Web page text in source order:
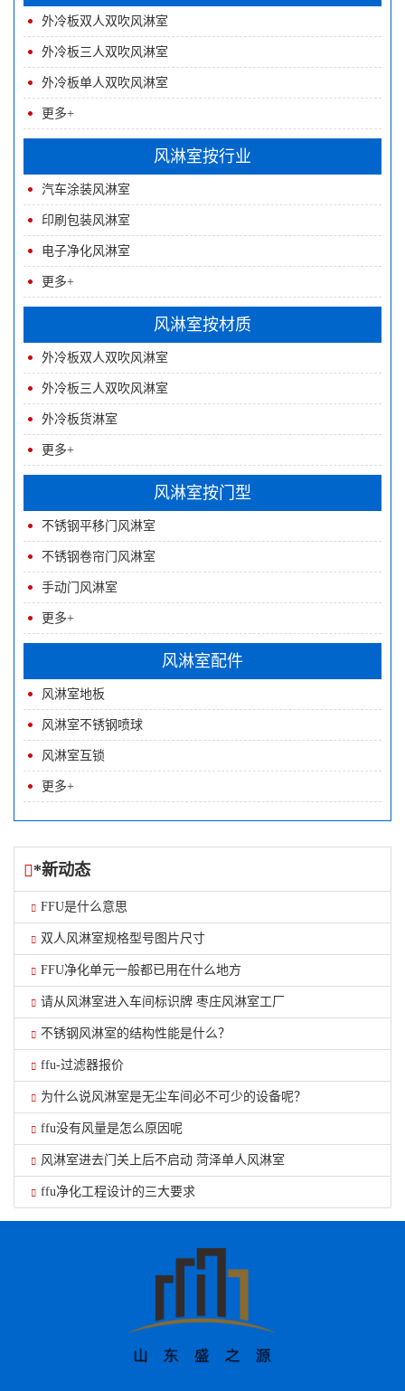
淋通道
外冷板双人双吹风淋室
外冷板三人双吹风淋室
外冷板单人双吹风淋室
更多+
风淋室按行业
汽车涂装风淋室
印刷包装风淋室
电子净化风淋室
更多+
风淋室按材质
外冷板双人双吹风淋室
外冷板三人双吹风淋室
外冷板货淋室
更多+
风淋室按门型
不锈钢平移门风淋室
不锈钢卷帘门风淋室
手动门风淋室
更多+
风淋室配件
风淋室地板
风淋室不锈钢喷球
风淋室互锁
更多+
*新动态
FFU是什么意思
双人风淋室规格型号图片尺寸
FFU净化单元一般都已用在什么地方
请从风淋室进入车间标识牌 枣庄风淋室工厂
不锈钢风淋室的结构性能是什么？
ffu-过滤器报价
为什么说风淋室是无尘车间必不可少的设备呢？
ffu没有风量是怎么原因呢
风淋室进去门关上后不启动 菏泽单人风淋室
ffu净化工程设计的三大要求